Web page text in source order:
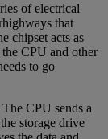
of electrical
that
chipset acts as
CPU and other
to go
CPU sends a
storage drive